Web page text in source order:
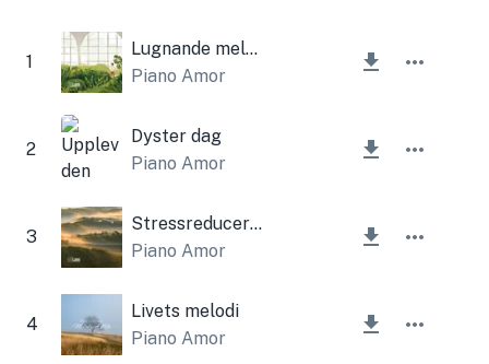
1
Lugnande melodi
Piano Amor
2
Dyster dag
Piano Amor
3
Stressreducerande piano
Piano Amor
4
Livets melodi
Piano Amor